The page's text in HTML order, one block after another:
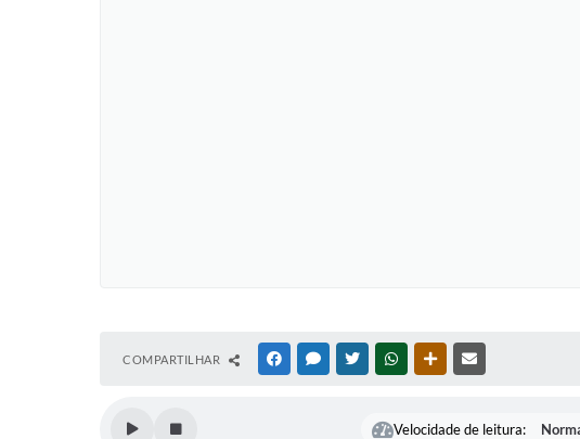
COMPARTILHAR FACEBOOKMESSENGER
TWITTERWHATSAPPOUTRAS MÍDIAS
Velocidade de leitura: